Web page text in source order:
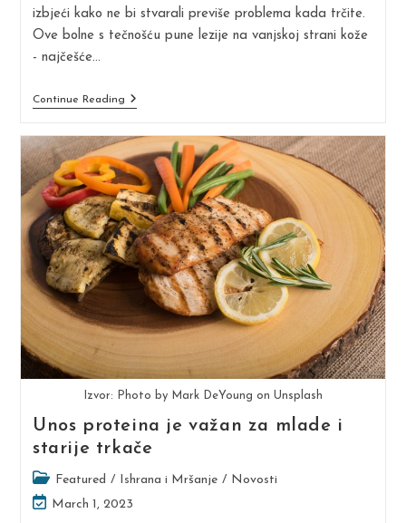
izbjeći kako ne bi stvarali previše problema kada trčite.
Ove bolne s tečnošću pune lezije na vanjskoj strani kože
- najčešće…
Continue ReadingSavjeti
Žuljeva
Izvor: Photo by Mark DeYoung on Unsplash
Unos proteina je važan za mlade i
starije trkače
Post
category:
Featured / Ishrana i Mršanje / Novosti
PostMarch 1, 2023